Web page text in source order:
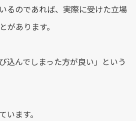
るのであれば、実際に受けた立場
があります。
込んでしまった方が良い」という
います。